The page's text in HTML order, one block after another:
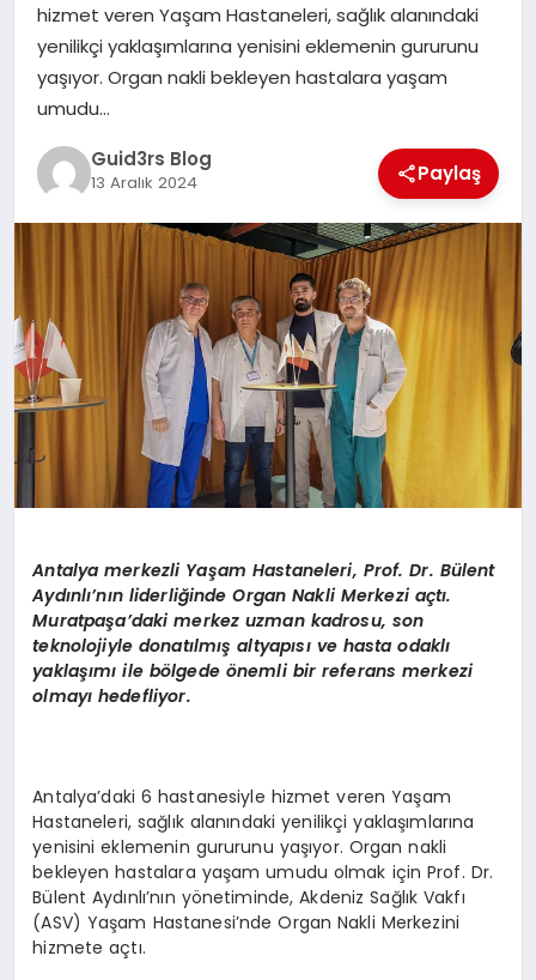
hizmet veren Yaşam Hastaneleri, sağlık alanındaki
yenilikçi yaklaşımlarına yenisini eklemenin gururunu
yaşıyor. Organ nakli bekleyen hastalara yaşam
umudu…
Guid3rs Blog
13 Aralık 2024 Paylaş
Antalya merkezli Yaşam Hastaneleri, Prof. Dr. Bülent
Aydınlı’nın liderliğinde Organ Nakli Merkezi açtı.
Muratpaşa’daki merkez uzman kadrosu, son
teknolojiyle donatılmış altyapısı ve hasta odaklı
yaklaşımı ile bölgede önemli bir referans merkezi
olmayı hedefliyor.
Antalya’daki 6 hastanesiyle hizmet veren Yaşam
Hastaneleri, sağlık alanındaki yenilikçi yaklaşımlarına
yenisini eklemenin gururunu yaşıyor. Organ nakli
bekleyen hastalara yaşam umudu olmak için Prof. Dr.
Bülent Aydınlı’nın yönetiminde, Akdeniz Sağlık Vakfı
(ASV) Yaşam Hastanesi’nde Organ Nakli Merkezini
hizmete açtı.